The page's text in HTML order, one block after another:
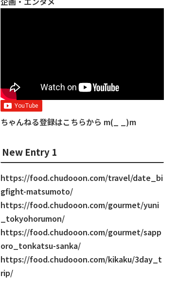
ちゃんねる登録はこちらから m(_ _)m
New Entry 1
https://food.chudooon.com/travel/date_bi
gfight-matsumoto/
https://food.chudooon.com/gourmet/yuni
_tokyohorumon/
https://food.chudooon.com/gourmet/sapp
oro_tonkatsu-sanka/
https://food.chudooon.com/kikaku/3day_t
rip/